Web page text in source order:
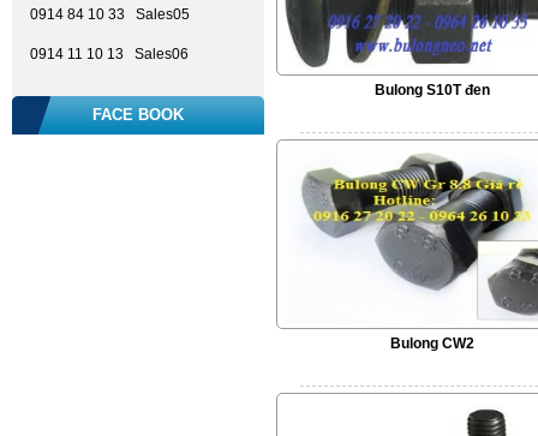
0914 84 10 33 Sales05
0914 11 10 13 Sales06
FACE BOOK
Bulong S10T đen
Bulong CW2